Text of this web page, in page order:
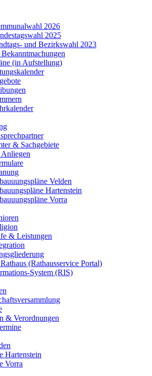
2026
2025
und Bezirkswahl 2023
(in Aufstellung)
& Sachgebiete
Velden
Hartenstein
Vorra
& Leistungen
(Rathausservice Portal)
System (RIS)
& Verordnungen
Hartenstein
Vorra